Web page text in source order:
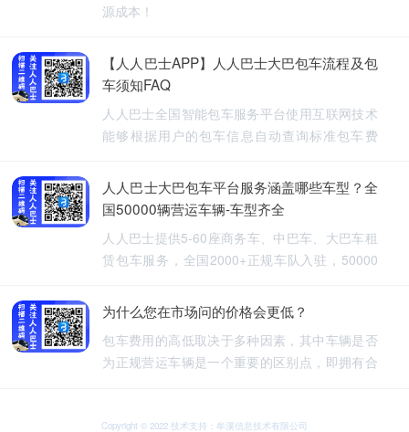
源成本！
【人人巴士APP】人人巴士大巴包车流程及包
车须知FAQ
人人巴士全国智能包车服务平台使用互联网技术
能够根据用户的包车信息自动查询标准包车费
车、长期包车、接送飞机、厂班车、校车、婚庆
租车等包车带司机服务。
人人巴士大巴包车平台服务涵盖哪些车型？全
国50000辆营运车辆-车型齐全
人人巴士提供5-60座商务车、中巴车、大巴车租
赁包车服务，全国2000+正规车队入驻，50000
行更安全
为什么您在市场问的价格会更低？
包车费用的高低取决于多种因素，其中车辆是否
为正规营运车辆是一个重要的区别点，即拥有合
可能会提供较低的包车费用，因为它们不需要承
Copyright © 2022 技术支持：牟溪信息技术有限公司